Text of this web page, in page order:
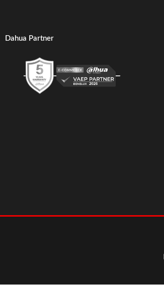
Dahua Partner